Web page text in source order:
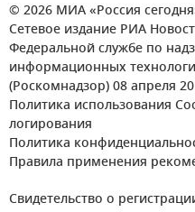
© 2026 МИА «Россия
Сетевое издание РИА
Федеральной службе по
информационных
(Роскомнадзор) 08 апреля
Политика использования
логирования
Политика
Правила применения
Свидетельство о